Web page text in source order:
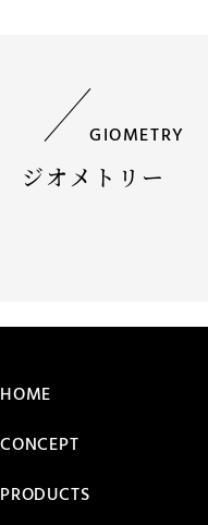
GIOMETRY
ジオメトリー
HOME
CONCEPT
PRODUCTS